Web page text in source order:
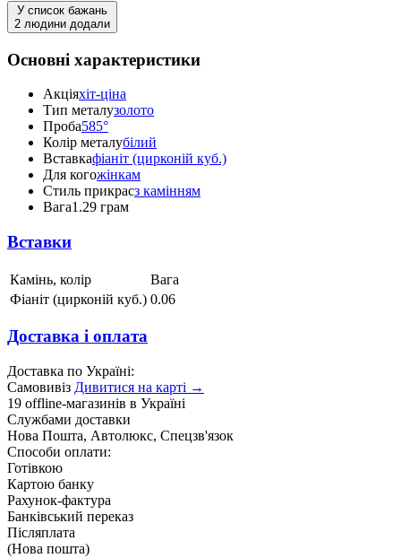
У список бажань
2 людини додали
Основні характеристики
Акціяхіт-ціна
Тип металузолото
Проба585°
Колір металубілий
Вставкафіаніт (цирконій куб.)
Для когожінкам
Стиль прикрасз камінням
Вага1.29 грам
Вставки
Камінь, колір
Вага
Фіаніт (цирконій куб.) 0.06
Доставка і оплата
Доставка по Україні:
Самовивіз Дивитися на карті →
19 offline-магазинів в Україні
Службами доставки
Нова Пошта, Автолюкс, Спецзв'язок
Способи оплати:
Готівкою
Картою банку
Рахунок-фактура
Банківський переказ
Післяплата
(Нова пошта)